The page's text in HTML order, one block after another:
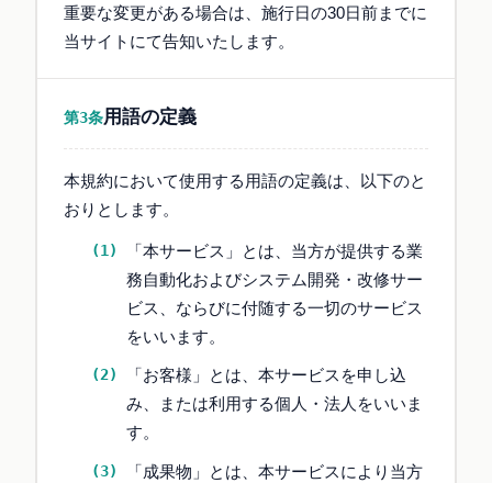
重要な変更がある場合は、施行日の30日前までに
当サイトにて告知いたします。
第3条用語の定義
本規約において使用する用語の定義は、以下のと
おりとします。
「本サービス」とは、当方が提供する業
務自動化およびシステム開発・改修サー
ビス、ならびに付随する一切のサービス
をいいます。
「お客様」とは、本サービスを申し込
み、または利用する個人・法人をいいま
す。
「成果物」とは、本サービスにより当方